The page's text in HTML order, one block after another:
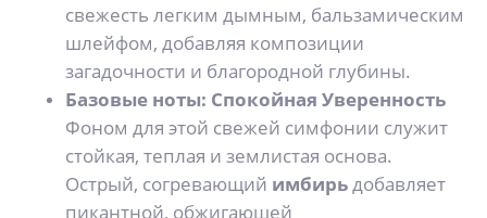
свежесть легким дымным, бальзамическим
шлейфом, добавляя композиции
загадочности и благородной глубины.
Базовые ноты: Спокойная Уверенность
Фоном для этой свежей симфонии служит
стойкая, теплая и землистая основа.
Острый, согревающий имбирьдобавляет
пикантной, обжигающей